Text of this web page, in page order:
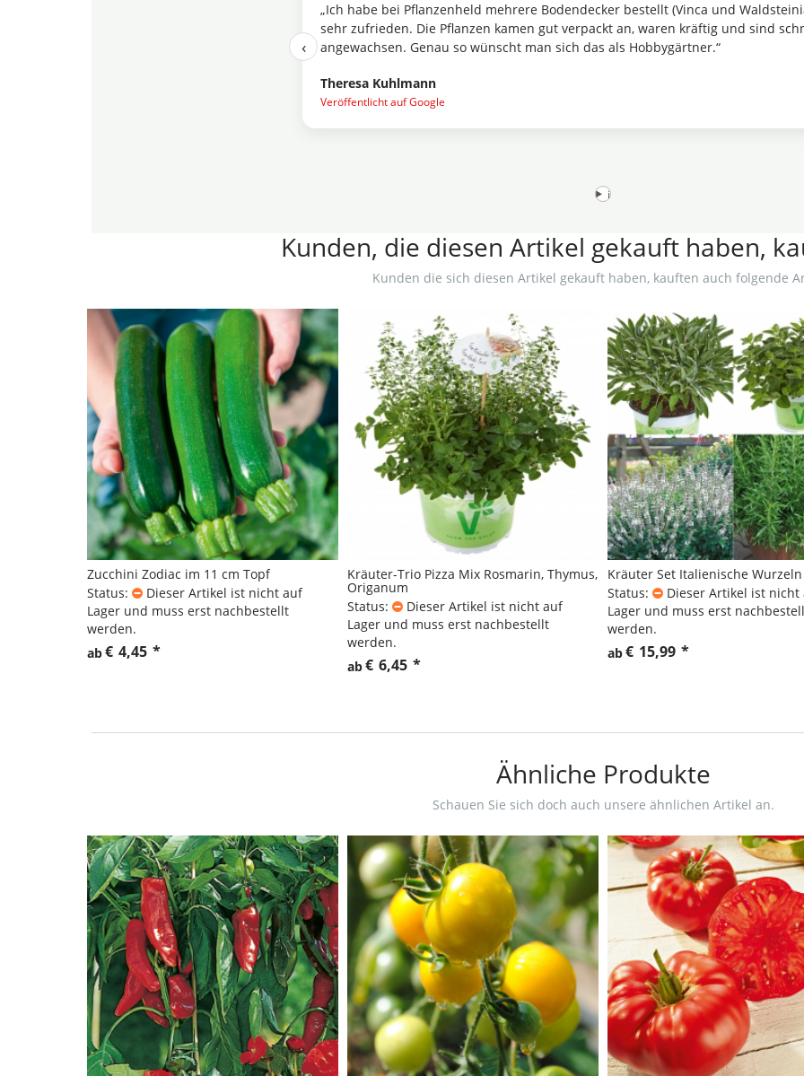
„Ich habe bei Pflanzenheld mehrere Bodendecker bestellt (Vinca und Waldsteinia) und bin
sehr zufrieden. Die Pflanzen kamen gut verpackt an, waren kräftig und sind schnell
angewachsen. Genau so wünscht man sich das als Hobbygärtner.“
„Die
merkt, dass
‹
i
Kunden, die diesen Artikel gekauft haben,
Kunden die sich diesen Artikel gekauft haben, kauften auch folgende
Zucchini Zodiac im 11 cm Topf
Status:
Dieser Artikel ist nicht auf
Lager und muss erst nachbestellt
werden.
ab€ 4,45 *
Kräuter-Trio Pizza Mix Rosmarin, Thymus,
Origanum
Status:
Dieser Artikel ist nicht auf
Lager und muss erst nachbestellt
werden.
ab€ 6,45 *
Kräuter Set Italienische Wurzeln
Status:
Dieser Artikel ist nicht
Lager und muss erst
werden.
ab€ 15,99 *
Ähnliche Produkte
Schauen Sie sich doch auch unsere ähnlichen Artikel an.